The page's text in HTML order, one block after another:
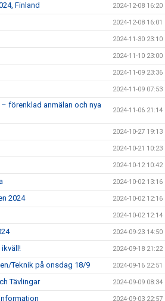
Finland 2024-12-08 16:20
2024-12-08 16:01
2024-11-30 23:10
2024-11-10 23:00
2024-11-09 23:36
2024-11-09 07:53
förenklad anmälan och nya
2024-11-06 21:14
2024-10-27 19:13
2024-10-21 10:23
2024-10-12 10:42
2024-10-02 13:16
2024 2024-10-02 12:16
2024-10-02 12:14
2024-09-23 14:50
ikväll! 2024-09-18 21:22
Teknik på onsdag 18/9 2024-09-16 22:51
Tävlingar 2024-09-09 08:34
2024-09-03 22:57